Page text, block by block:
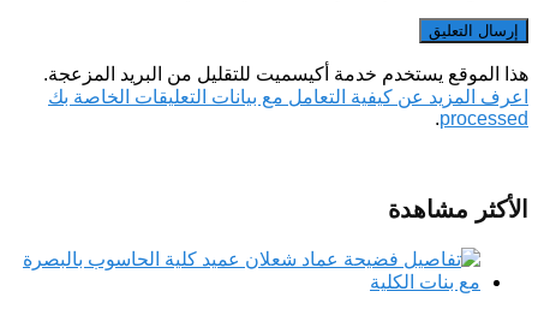
هذا الموقع يستخدم خدمة أكيسميت للتقليل من البريد المزعجة.
اعرف المزيد عن كيفية التعامل مع بيانات التعليقات الخاصة بك
processed
.
الأكثر مشاهدة